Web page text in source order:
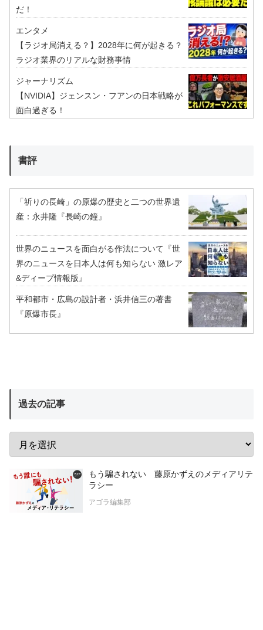
だ！
エンタメ
【ラジオ局消える？】2028年に何が起きる？
ラジオ業界のリアルな財務事情
ジャーナリズム
【NVIDIA】ジェンスン・フアンの日本戦略が
面白過ぎる！
書評
「祈りの長崎」の原爆の歴史と二つの世界遺
産：永井隆『長崎の鐘』
世界のニュースを面白がる作法について『世
界のニュースを日本人は何も知らない 激レア
&ディープ情報版』
平和都市・広島の設計者・浜井信三の著書
『原爆市長』
過去の記事
もう騙されない 藤原かずえのメディアリテ
ラシー
アゴラ編集部